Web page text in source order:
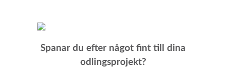
Spanar du efter något fint till dina
odlingsprojekt?